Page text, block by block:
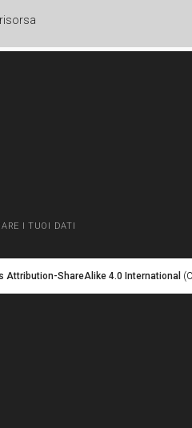
I TUOI DATI
Attribution-ShareAlike 4.0 International